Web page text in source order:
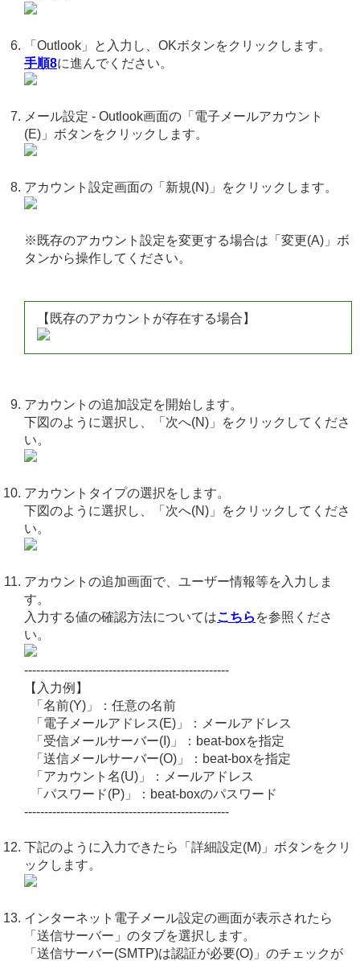
「Outlook」と入力し、OKボタンをクリックします。
手順8に進んでください。
メール設定 - Outlook画面の「電子メールアカウント
(E)」ボタンをクリックします。
アカウント設定画面の「新規(N)」をクリックします。
※既存のアカウント設定を変更する場合は「変更(A)」ボ
タンから操作してください。
【既存のアカウントが存在する場合】
アカウントの追加設定を開始します。
下図のように選択し、「次へ(N)」をクリックしてくださ
い。
アカウントタイプの選択をします。
下図のように選択し、「次へ(N)」をクリックしてくださ
い。
アカウントの追加画面で、ユーザー情報等を入力しま
す。
入力する値の確認方法についてはこちら を参照くださ
い。
---------------------------------------------------
【入力例】
「名前(Y)」：任意の名前
「電子メールアドレス(E)」：メールアドレス
「受信メールサーバー(I)」：beat-boxを指定
「送信メールサーバー(O)」：beat-boxを指定
「アカウント名(U)」：メールアドレス
「パスワード(P)」：beat-boxのパスワード
---------------------------------------------------
下記のように入力できたら「詳細設定(M)」ボタンをクリ
ックします。
インターネット電子メール設定の画面が表示されたら
「送信サーバー」のタブを選択します。
「送信サーバー(SMTP)は認証が必要(O)」のチェックが